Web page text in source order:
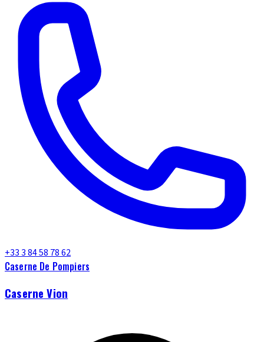
+33 3 84 58 78 62
Caserne De Pompiers
Caserne Vion